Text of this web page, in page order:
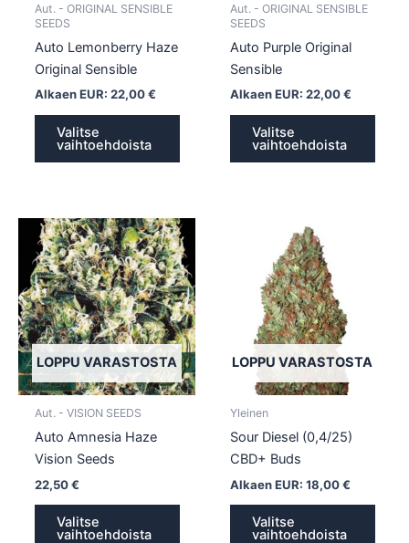
Aut. - ORIGINAL SENSIBLE
SEEDS
Auto Lemonberry Haze
Original Sensible
Alkaen EUR: 22,00€
Valitse
vaihtoehdoista
Aut. - ORIGINAL SENSIBLE
SEEDS
Auto Purple Original
Sensible
Alkaen EUR: 22,00€
Valitse
vaihtoehdoista
LOPPU VARASTOSTA
Aut. - VISION SEEDS
Auto Amnesia Haze
Vision Seeds
22,50€
Valitse
vaihtoehdoista
Tällä
tuotteella
on
useampi
muunnelma.
Voit
tehdä
valinnat
LOPPU VARASTOSTA
Yleinen
Sour Diesel (0,4/25)
CBD+ Buds
Alkaen EUR: 18,00€
Valitse
vaihtoehdoista